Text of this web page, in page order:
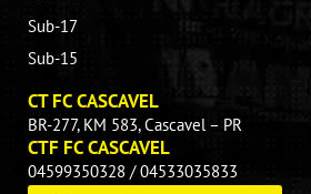
Sub-17
Sub-15
CT FC CASCAVEL
BR-277, KM 583, Cascavel – PR
CTF FC CASCAVEL
04599350328 / 04533035833